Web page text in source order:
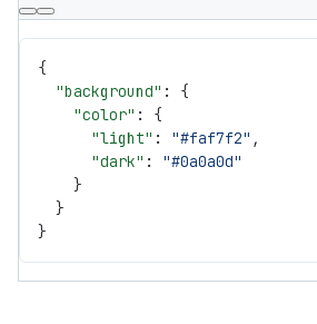
{
  "background"
: {
    "color"
: {
      "light"
: "#faf7f2" ,
      "dark"
: "#0a0a0d"
    }
  }
}